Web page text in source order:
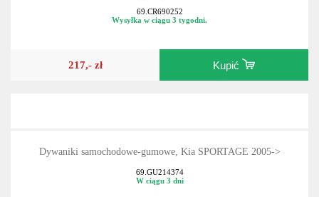
69.CR690252
Wysyłka w ciągu 3 tygodni.
217,- zł Kupić
Dywaniki samochodowe-gumowe, Kia SPORTAGE 2005->
69.GU214374
W ciągu 3 dni